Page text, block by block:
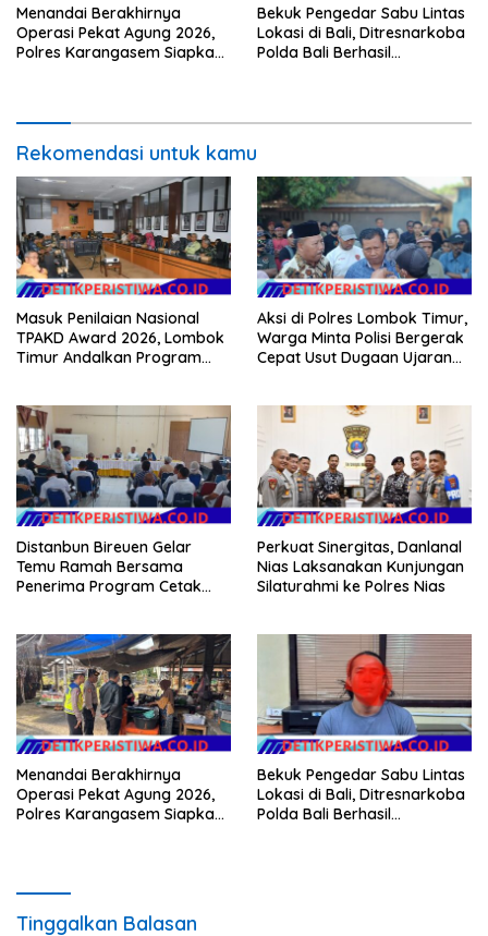
Menandai Berakhirnya
Operasi Pekat Agung 2026,
Polres Karangasem Siapkan
Bekuk Pengedar Sabu Lintas
Lokasi di Bali, Ditresnarkoba
Polda Bali Berhasil
Rekomendasi untuk kamu
Masuk Penilaian Nasional
TPAKD Award 2026, Lombok
Timur Andalkan Program
Warga
Aksi di Polres Lombok Timur,
Warga Minta Polisi Bergerak
Cepat Usut Dugaan Ujaran
Distanbun Bireuen Gelar
Temu Ramah Bersama
Penerima Program Cetak
Perkuat Sinergitas, Danlanal
Nias Laksanakan Kunjungan
Silaturahmi ke Polres Nias
Menandai Berakhirnya
Operasi Pekat Agung 2026,
Polres Karangasem Siapkan
Bekuk Pengedar Sabu Lintas
Lokasi di Bali, Ditresnarkoba
Polda Bali Berhasil
Tinggalkan Balasan